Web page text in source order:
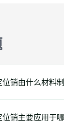
销由什么材料
销主要应用于